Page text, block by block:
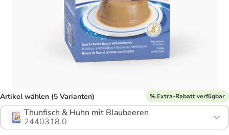
Artikel wählen (5 Varianten) % Extra-Rabatt verfügbar
Thunfisch & Huhn mit Blaubeeren
2440318.0